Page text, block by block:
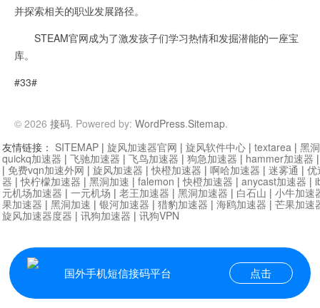
并探索相关的职业发展路径。
STEAM官网成为了激发孩子们学习热情和发掘潜能的一座宝
库。
#33#
© 2026 接码. Powered by: WordPress.Sitemap.
国外手机短信接码平台 点击
友情链接： SITEMAP | 旋风加速器官网 | 旋风软件中心 | textarea | 黑
quickq加速器 | 飞驰加速器 | 飞鸟加速器 | 狗急加速器 | hammer加速器
| 免费vqn加速外网 | 旋风加速器 |快橙加速器 | 啊哈加速器 | 迷雾通 | 优
器 |快柠檬加速器 | 黑洞加速 | falemon |快橙加速器 | anycast加速器 |
元机场加速器 | 一元机场 | 老王加速器 | 黑洞加速器 | 白石山 | 小牛加速
果加速器 | 黑洞加速 | 银河加速器 | 猎豹加速器 | 海鸥加速器 | 芒果加速
旋风加速器度器 | 讯狗加速器 | 讯狗VPN